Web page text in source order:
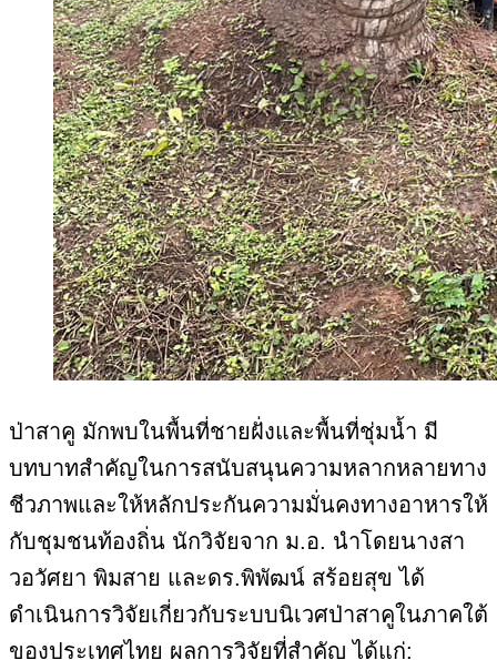
ป่าสาคู มักพบในพื้นที่ชายฝั่งและพื้นที่ชุ่มน้ำ มี
บทบาทสำคัญในการสนับสนุนความหลากหลายทาง
ชีวภาพและให้หลักประกันความมั่นคงทางอาหารให้
กับชุมชนท้องถิ่น นักวิจัยจาก ม.อ. นำโดยนางสา
วอวัศยา พิมสาย และดร.พิพัฒน์ สร้อยสุข ได้
ดำเนินการวิจัยเกี่ยวกับระบบนิเวศป่าสาคูในภาคใต้
ของประเทศไทย ผลการวิจัยที่สำคัญ ได้แก่: